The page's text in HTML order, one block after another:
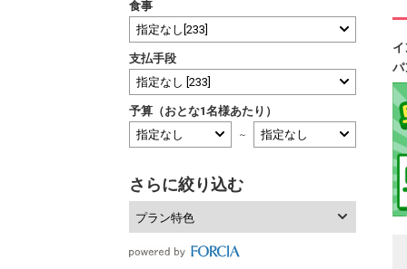
食事
支払手段
予算（おとな1名様あたり）
～
さらに絞り込む
プラン特色
パ